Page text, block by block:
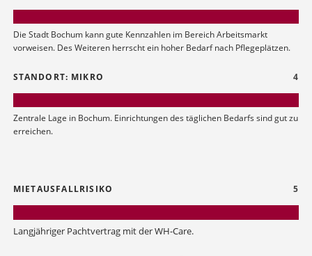
Die Stadt Bochum kann gute Kennzahlen im Bereich Arbeitsmarkt
vorweisen. Des Weiteren herrscht ein hoher Bedarf nach Pflegeplätzen.
STANDORT: MIKRO 4
Zentrale Lage in Bochum. Einrichtungen des täglichen Bedarfs sind gut zu
erreichen.
MIETAUSFALLRISIKO 5
Langjähriger Pachtvertrag mit der WH-Care.